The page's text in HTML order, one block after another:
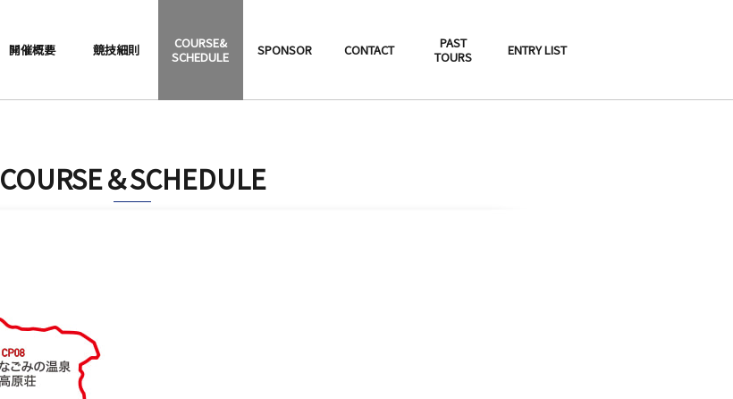
開催概要 競技細則
COURSE&
SCHEDULE
SPONSOR CONTACT
PAST
TOURS
ENTRY LIST
COURSE＆SCHEDULE